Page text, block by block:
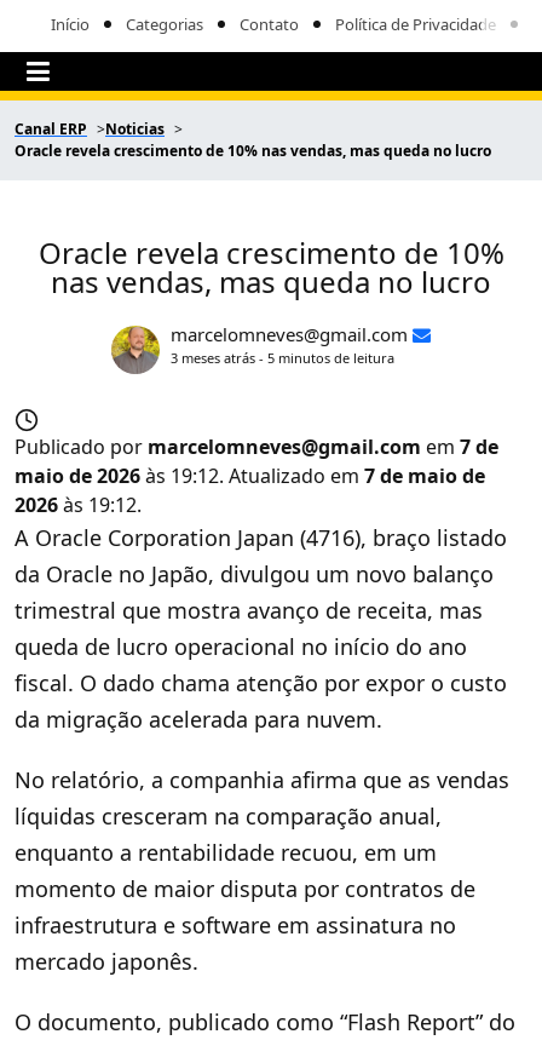
Início Categorias Contato Política de Privacidade
Canal ERP
Noticias
Oracle revela crescimento de 10% nas vendas, mas queda no lucro
Oracle revela crescimento de 10%
nas vendas, mas queda no lucro
marcelomneves@gmail.com
3 meses atrás - 5 minutos de leitura
Publicado por marcelomneves@gmail.com em 7 de
maio de 2026às 19:12. Atualizado em 7 de maio de
2026às 19:12.
A Oracle Corporation Japan (4716), braço listado
da Oracle no Japão, divulgou um novo balanço
trimestral que mostra avanço de receita, mas
queda de lucro operacional no início do ano
fiscal. O dado chama atenção por expor o custo
da migração acelerada para nuvem.
No relatório, a companhia afirma que as vendas
líquidas cresceram na comparação anual,
enquanto a rentabilidade recuou, em um
momento de maior disputa por contratos de
infraestrutura e software em assinatura no
mercado japonês.
O documento, publicado como “Flash Report” do